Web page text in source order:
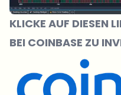
KLICKE AUF DIESEN
BEI COINBASE ZU